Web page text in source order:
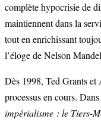
complète hypocrisie de
maintiennent dans la
tout en enrichissant
l’éloge de Nelson
Dès 1998, Ted Grants
processus en cours.
impérialisme : le Tiers-